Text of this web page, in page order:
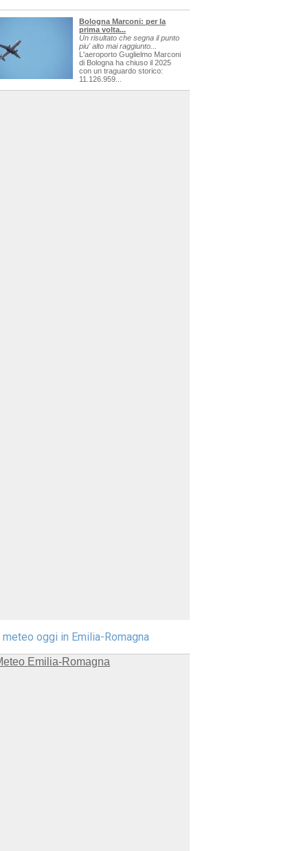
Bologna Marconi: per la
prima volta...
Un risultato che segna il punto
piu' alto mai raggiunto...
L'aeroporto Guglielmo Marconi
di Bologna ha chiuso il 2025
con un traguardo storico:
11.126.959...
meteo oggi in Emilia-Romagna